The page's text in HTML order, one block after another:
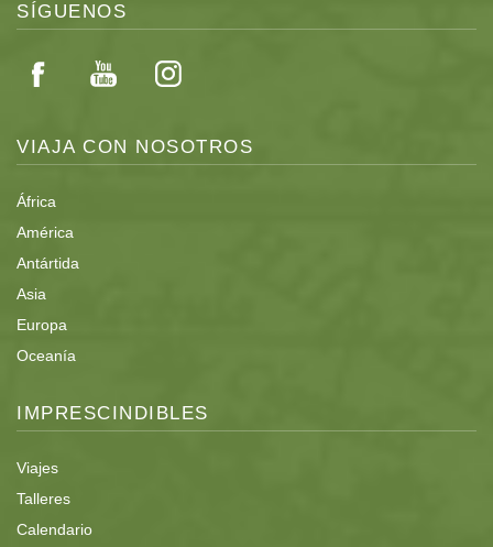
SÍGUENOS
VIAJA CON NOSOTROS
África
América
Antártida
Asia
Europa
Oceanía
IMPRESCINDIBLES
Viajes
Talleres
Calendario